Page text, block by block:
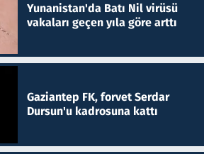
Yunanistan'da Batı Nil virüsü
vakaları geçen yıla göre arttı
Gaziantep FK, forvet Serdar
Dursun'u kadrosuna kattı